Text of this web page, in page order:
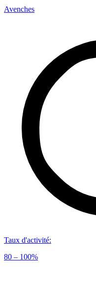
Avenches
Taux d'activité:
80 – 100%